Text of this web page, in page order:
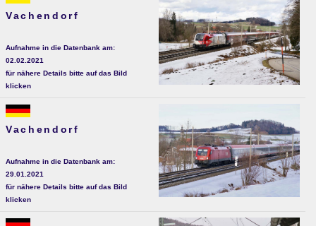
Vachendorf
Aufnahme in die Datenbank am:
02.02.2021
für nähere Details bitte auf das Bild
klicken
Vachendorf
Aufnahme in die Datenbank am:
29.01.2021
für nähere Details bitte auf das Bild
klicken